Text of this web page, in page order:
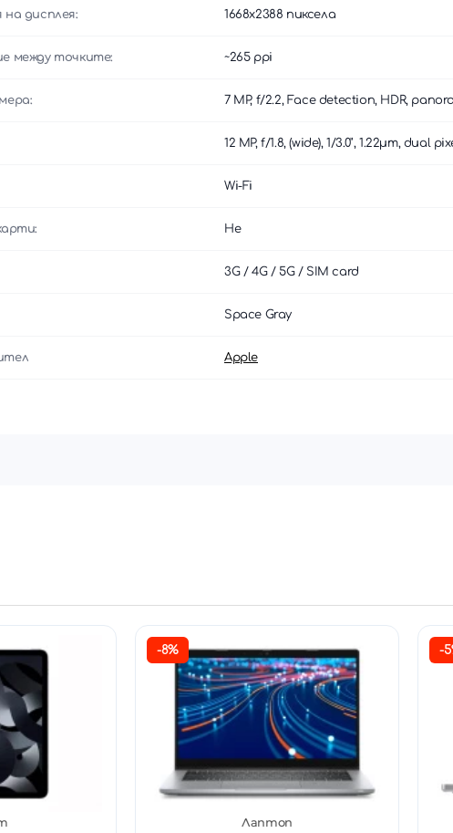
на дисплея: 1668x2388 пиксела
между точките: ~265 ppi
7 MP, f/2.2, Face detection, HDR,
12 MP, f/1.8, (wide), 1/3.0", 1.22µm, dual
Wi-Fi
Не
3G / 4G / 5G / SIM card
Space Gray
Apple
-8%
Лаптоп
-